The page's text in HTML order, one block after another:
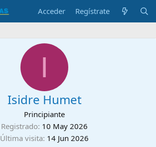
Acceder Regístrate
I
Isidre Humet
Principiante
Registrado 10 May 2026
Última visita 14 Jun 2026